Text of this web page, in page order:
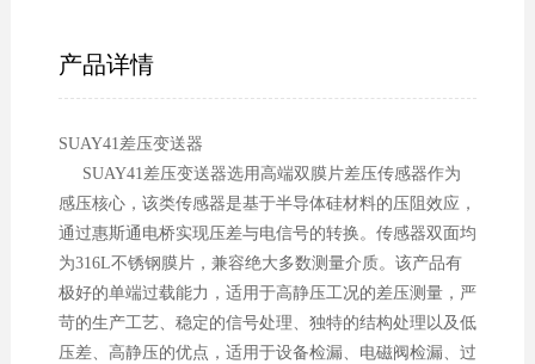
产品详情
SUAY41差压变送器
SUAY41差压变送器选用高端双膜片差压传感器作为
感压核心，该类传感器是基于半导体硅材料的压阻效应，
通过惠斯通电桥实现压差与电信号的转换。传感器双面均
为316L不锈钢膜片，兼容绝大多数测量介质。该产品有
极好的单端过载能力，适用于高静压工况的差压测量，严
苛的生产工艺、稳定的信号处理、独特的结构处理以及低
压差、高静压的优点，适用于设备检漏、电磁阀检漏、过